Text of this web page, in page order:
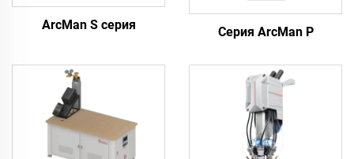
ArcMan S серия Серия ArcMan P